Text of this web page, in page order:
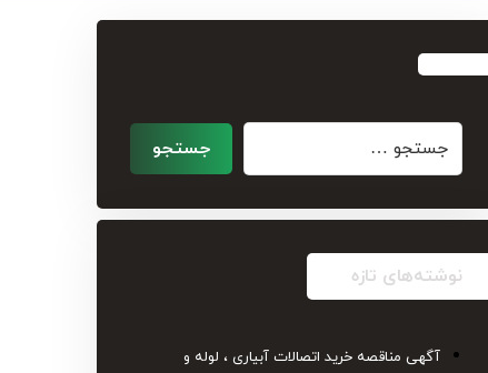
نوشته‌های تازه
آگهی مناقصه خرید اتصالات آبیاری ، لوله و